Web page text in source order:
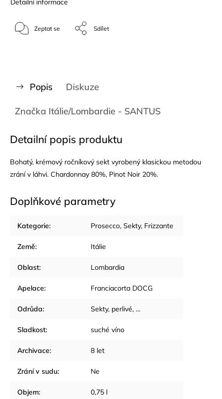
Zeptat se Sdílet
Popis Diskuze
Značka Itálie/Lombardie - SANTUS
Detailní popis produktu
Bohatý, krémový ročníkový sekt vyrobený klasickou metodou
zrání v láhvi. Chardonnay 80%, Pinot Noir 20%.
Doplňkové parametry
Kategorie: Prosecco, Sekty, Frizzante
Země: Itálie
Oblast: Lombardia
Apelace: Franciacorta DOCG
Odrůda: Sekty, perlivé, ...
Sladkost: suché víno
Archivace: 8 let
Zrání v sudu: Ne
Objem: 0,75 l